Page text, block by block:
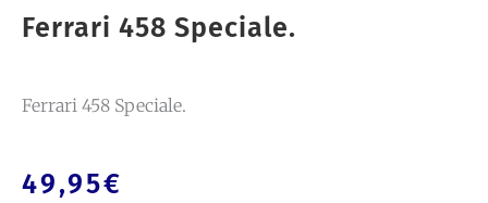
Ferrari 458 Speciale.
Ferrari 458 Speciale.
49,95€